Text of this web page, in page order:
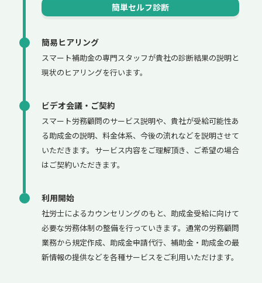
簡単セルフ診断
簡易ヒアリング
スマート補助金の専門スタッフが貴社の診断結果の説明と
現状のヒアリングを行います。
ビデオ会議・ご契約
スマート労務顧問のサービス説明や、貴社が受給可能性あ
る助成金の説明、料金体系、今後の流れなどを説明させて
いただきます。サービス内容をご理解頂き、ご希望の場合
はご契約いただきます。
利用開始
社労士によるカウンセリングのもと、助成金受給に向けて
必要な労務体制の整備を行っていきます。通常の労務顧問
業務から規定作成、助成金申請代行、補助金・助成金の最
新情報の提供などを各種サービスをご利用いただけます。